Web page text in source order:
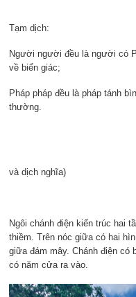
Tạm dịch:
Người người đều là người có
về biển giác;
Pháp pháp đều là pháp tánh
thường.
(Hòa thượng
và dịch nghĩa)
Ngôi chánh điện kiến trúc hai
thiềm. Trên nóc giữa có hai
giữa đám mây. Chánh điện có
có năm cửa ra vào.